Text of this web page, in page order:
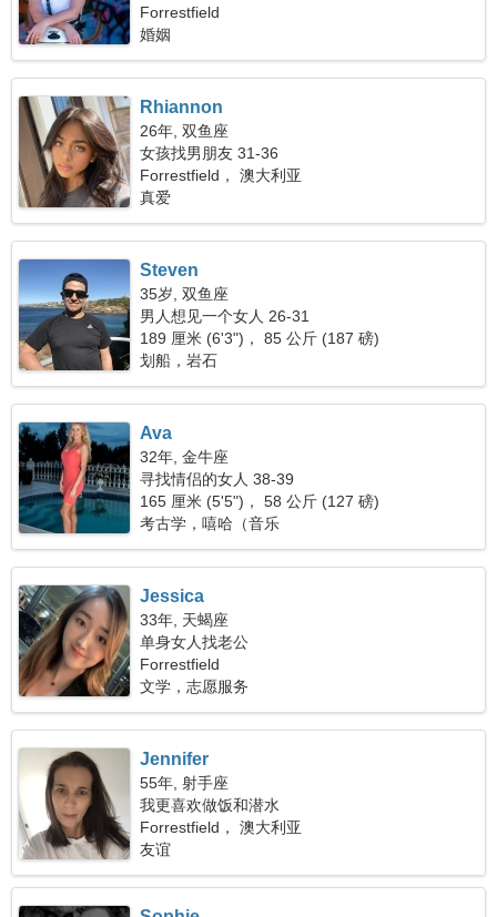
Forrestfield
婚姻
Rhiannon
26年, 双鱼座
女孩找男朋友 31-36
Forrestfield， 澳大利亚
真爱
Steven
35岁, 双鱼座
男人想见一个女人 26-31
189 厘米 (6'3")， 85 公斤 (187 磅)
划船，岩石
Ava
32年, 金牛座
寻找情侣的女人 38-39
165 厘米 (5'5")， 58 公斤 (127 磅)
考古学，嘻哈（音乐
Jessica
33年, 天蝎座
单身女人找老公
Forrestfield
文学，志愿服务
Jennifer
55年, 射手座
我更喜欢做饭和潜水
Forrestfield， 澳大利亚
友谊